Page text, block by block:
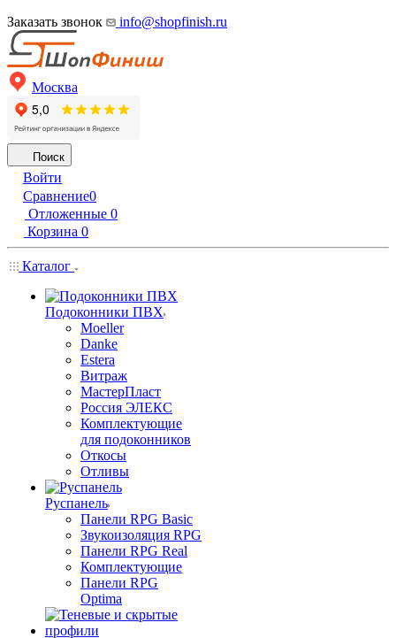
Заказать звонок info@shopfinish.ru
Москва
Поиск
Войти
Сравнение0
Отложенные 0
Корзина 0
Каталог
Подоконники ПВХ
Moeller
Danke
Estera
Витраж
МастерПласт
Россия ЭЛЕКС
Комплектующие
для подоконников
Откосы
Отливы
Руспанель
Панели RPG Basic
Звукоизоляция RPG
Панели RPG Real
Комплектующие
Панели RPG
Optima